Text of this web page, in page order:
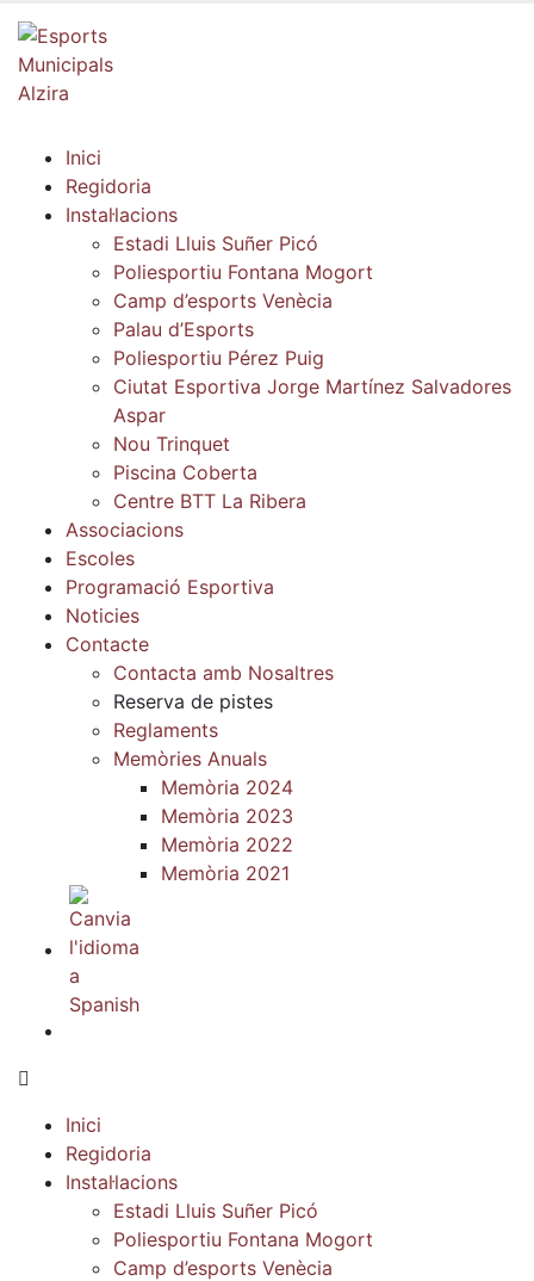
Inici
Regidoria
Instal·lacions
Estadi Lluis Suñer Picó
Poliesportiu Fontana Mogort
Camp d’esports Venècia
Palau d’Esports
Poliesportiu Pérez Puig
Ciutat Esportiva Jorge Martínez Salvadores
Aspar
Nou Trinquet
Piscina Coberta
Centre BTT La Ribera
Associacions
Escoles
Programació Esportiva
Noticies
Contacte
Contacta amb Nosaltres
Reserva de pistes
Reglaments
Memòries Anuals
Memòria 2024
Memòria 2023
Memòria 2022
Memòria 2021
Inici
Regidoria
Instal·lacions
Estadi Lluis Suñer Picó
Poliesportiu Fontana Mogort
Camp d’esports Venècia